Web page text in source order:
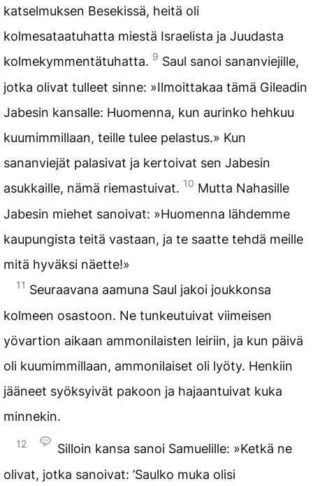
katselmuksen Besekissä, heitä oli
kolmesataatuhatta miestä Israelista ja Juudasta
kolmekymmentätuhatta. 9 Saul sanoi sananviejille,
jotka olivat tulleet sinne: »Ilmoittakaa tämä Gileadin
Jabesin kansalle: Huomenna, kun aurinko hehkuu
kuumimmillaan, teille tulee pelastus.» Kun
sananviejät palasivat ja kertoivat sen Jabesin
asukkaille, nämä riemastuivat. 10 Mutta Nahasille
Jabesin miehet sanoivat: »Huomenna lähdemme
kaupungista teitä vastaan, ja te saatte tehdä meille
mitä hyväksi näette!»
11 Seuraavana aamuna Saul jakoi joukkonsa
kolmeen osastoon. Ne tunkeutuivat viimeisen
yövartion aikaan ammonilaisten leiriin, ja kun päivä
oli kuumimmillaan, ammonilaiset oli lyöty. Henkiin
jääneet syöksyivät pakoon ja hajaantuivat kuka
minnekin.
12
Silloin kansa sanoi Samuelille: »Ketkä ne
olivat, jotka sanoivat: ’Saulko muka olisi